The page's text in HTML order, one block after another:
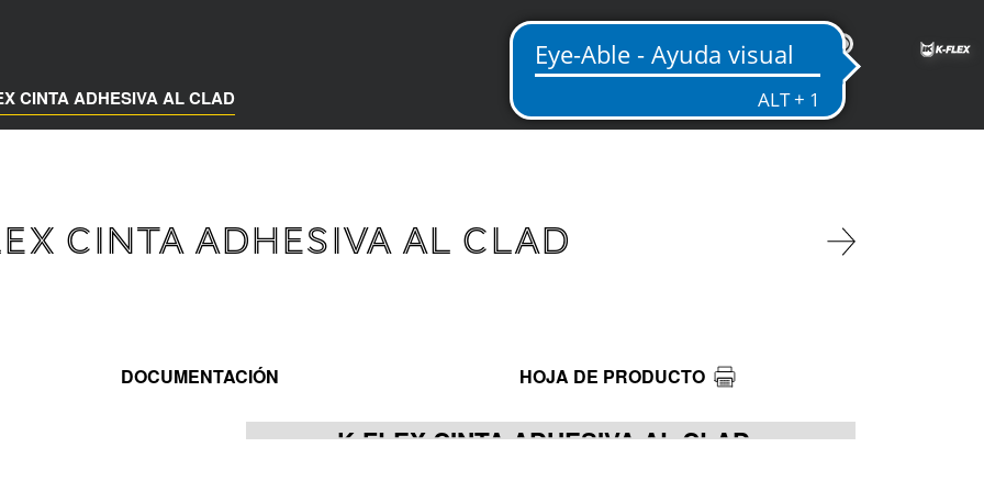
ES
CINTA ADHESIVA AL CLAD
CINTA ADHESIVA AL CLAD
DOCUMENTACIÓN HOJA DE PRODUCTO
K-FLEX CINTA ADHESIVA AL CLAD